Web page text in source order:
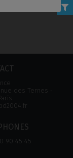
des Ternes ‑
90 45 45